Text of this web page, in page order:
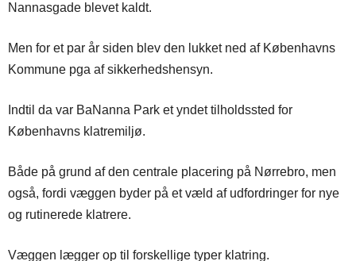
Nannasgade blevet kaldt.
Men for et par år siden blev den lukket ned af Københavns
Kommune pga af sikkerhedshensyn.
Indtil da var BaNanna Park et yndet tilholdssted for
Københavns klatremiljø.
Både på grund af den centrale placering på Nørrebro, men
også, fordi væggen byder på et væld af udfordringer for nye
og rutinerede klatrere.
Væggen lægger op til forskellige typer klatring.